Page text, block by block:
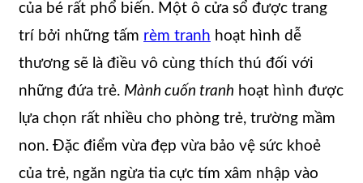
của bé rất phổ biến. Một ô cửa sổ được trang
trí bởi những tấm rèm tranh hoạt hình dễ
thương sẽ là điều vô cùng thích thú đối với
những đứa trẻ. Mành cuốn tranh hoạt hình được
lựa chọn rất nhiều cho phòng trẻ, trường mầm
non. Đặc điểm vừa đẹp vừa bảo vệ sức khoẻ
của trẻ, ngăn ngừa tia cực tím xâm nhập vào